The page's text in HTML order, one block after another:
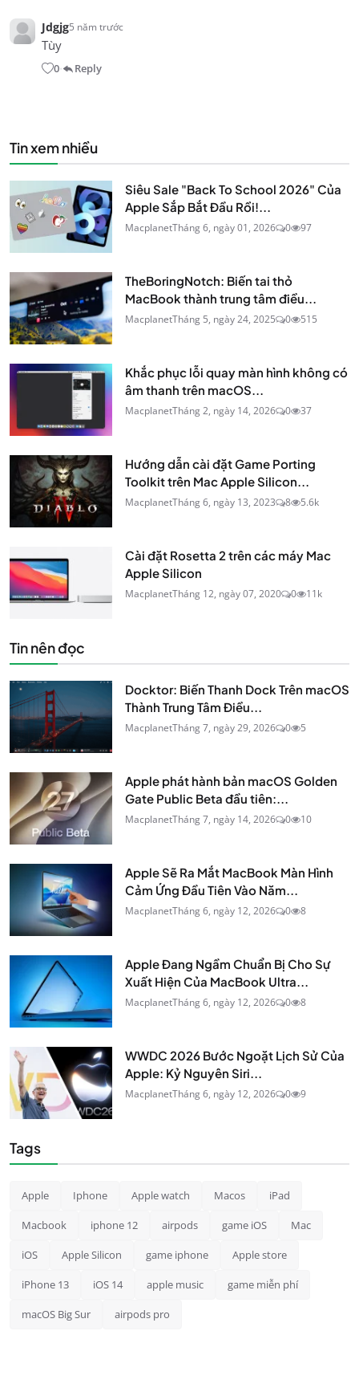
Jdgjg5 năm trước
Tùy
0• Reply
Tin xem nhiều
Siêu Sale "Back To School 2026" Của
Apple Sắp Bắt Đầu Rồi!...
MacplanetTháng 6, ngày 01, 2026 0 97
TheBoringNotch: Biến tai thỏ
MacBook thành trung tâm điều...
MacplanetTháng 5, ngày 24, 2025 0 515
Khắc phục lỗi quay màn hình không có
âm thanh trên macOS...
MacplanetTháng 2, ngày 14, 2026 0 37
Hướng dẫn cài đặt Game Porting
Toolkit trên Mac Apple Silicon...
MacplanetTháng 6, ngày 13, 2023 8 5.6k
Cài đặt Rosetta 2 trên các máy Mac
Apple Silicon
MacplanetTháng 12, ngày 07, 2020 0 11k
Tin nên đọc
Docktor: Biến Thanh Dock Trên macOS
Thành Trung Tâm Điều...
MacplanetTháng 7, ngày 29, 2026 0 5
Apple phát hành bản macOS Golden
Gate Public Beta đầu tiên:...
MacplanetTháng 7, ngày 14, 2026 0 10
Apple Sẽ Ra Mắt MacBook Màn Hình
Cảm Ứng Đầu Tiên Vào Năm...
MacplanetTháng 6, ngày 12, 2026 0 8
Apple Đang Ngầm Chuẩn Bị Cho Sự
Xuất Hiện Của MacBook Ultra...
MacplanetTháng 6, ngày 12, 2026 0 8
WWDC 2026 Bước Ngoặt Lịch Sử Của
Apple: Kỷ Nguyên Siri...
MacplanetTháng 6, ngày 12, 2026 0 9
Tags
Apple Iphone Apple watch Macos iPad
Macbook iphone 12 airpods game iOS Mac
iOS Apple Silicon game iphone Apple store
iPhone 13 iOS 14 apple music game miễn phí
macOS Big Sur airpods pro